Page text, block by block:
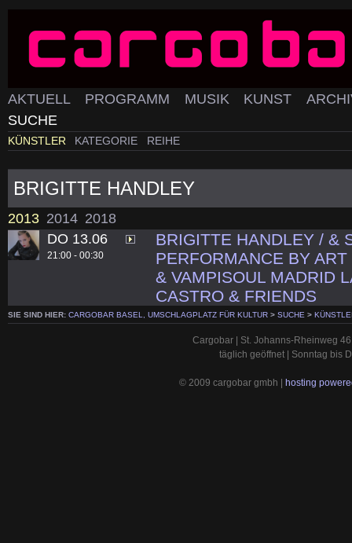
AKTUELL PROGRAMM MUSIK KUNST
SUCHE
KÜNSTLER KATEGORIE REIHE
BRIGITTE HANDLEY
2013 2014 2018
DO 13.06
21:00 - 00:30
BRIGITTE HANDLEY / &
PERFORMANCE BY
& VAMPISOUL MADRID
CASTRO & FRIENDS
SIE SIND HIER: CARGOBAR BASEL, UMSCHLAGPLATZ FÜR KULTUR > SUCHE >
Cargobar | St. Johanns-Rheinweg
täglich geöffnet | Sonntag bis
© 2009 cargobar gmbh | hosting